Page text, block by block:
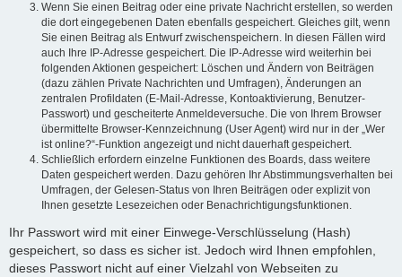
Wenn Sie einen Beitrag oder eine private Nachricht erstellen, so werden
die dort eingegebenen Daten ebenfalls gespeichert. Gleiches gilt, wenn
Sie einen Beitrag als Entwurf zwischenspeichern. In diesen Fällen wird
auch Ihre IP-Adresse gespeichert. Die IP-Adresse wird weiterhin bei
folgenden Aktionen gespeichert: Löschen und Ändern von Beiträgen
(dazu zählen Private Nachrichten und Umfragen), Änderungen an
zentralen Profildaten (E-Mail-Adresse, Kontoaktivierung, Benutzer-
Passwort) und gescheiterte Anmeldeversuche. Die von Ihrem Browser
übermittelte Browser-Kennzeichnung (User Agent) wird nur in der „Wer
ist online?“-Funktion angezeigt und nicht dauerhaft gespeichert.
Schließlich erfordern einzelne Funktionen des Boards, dass weitere
Daten gespeichert werden. Dazu gehören Ihr Abstimmungsverhalten bei
Umfragen, der Gelesen-Status von Ihren Beiträgen oder explizit von
Ihnen gesetzte Lesezeichen oder Benachrichtigungsfunktionen.
Ihr Passwort wird mit einer Einwege-Verschlüsselung (Hash)
gespeichert, so dass es sicher ist. Jedoch wird Ihnen empfohlen,
dieses Passwort nicht auf einer Vielzahl von Webseiten zu